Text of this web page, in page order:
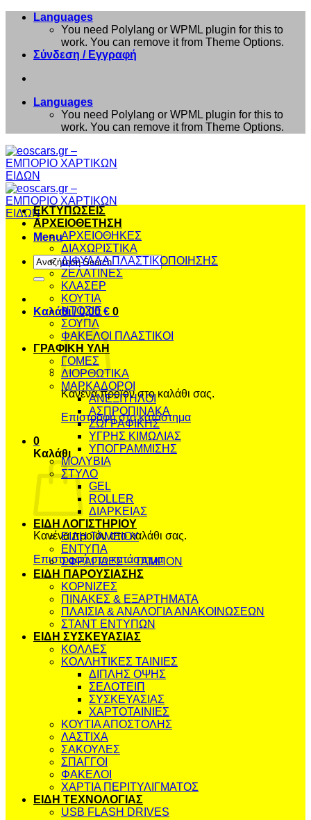
Μετάβαση
περιεχόμενο
Languages
You need Polylang or WPML plugin for this to
work. You can remove it from Theme Options.
Σύνδεση / Εγγραφή
Languages
You need Polylang or WPML plugin for this to
work. You can remove it from Theme Options.
Menu
Αναζήτηση
για:
Καλάθι /0,00€ 0
Κανένα προϊόν στο καλάθι σας.
Επιστροφή στο κατάστημα
0
Καλάθι
Κανένα προϊόν στο καλάθι σας.
Επιστροφή στο κατάστημα
ΕΚΤΥΠΩΣΕΙΣ
ΑΡΧΕΙΟΘΕΤΗΣΗ
ΑΡΧΕΙΟΘΗΚΕΣ
ΔΙΑΧΩΡΙΣΤΙΚΑ
ΔΙΦΥΛΛΑ ΠΛΑΣΤΙΚΟΠΟΙΗΣΗΣ
ΖΕΛΑΤΙΝΕΣ
ΚΛΑΣΕΡ
ΚΟΥΤΙΑ
ΝΤΟΣΙΕ
ΣΟΥΠΛ
ΦΑΚΕΛΟΙ ΠΛΑΣΤΙΚΟΙ
ΓΡΑΦΙΚΗ ΥΛΗ
ΓΟΜΕΣ
ΔΙΟΡΘΩΤΙΚΑ
ΜΑΡΚΑΔΟΡΟΙ
ΑΝΕΞΙΤΗΛΟΙ
ΑΣΠΡΟΠΙΝΑΚΑ
ΖΩΓΡΑΦΙΚΗΣ
ΥΓΡΗΣ ΚΙΜΩΛΙΑΣ
ΥΠΟΓΡΑΜΜΙΣΗΣ
ΜΟΛΥΒΙΑ
ΣΤΥΛΟ
GEL
ROLLER
ΔΙΑΡΚΕΙΑΣ
ΕΙΔΗ ΛΟΓΙΣΤΗΡΙΟΥ
ΕΙΔΗ ΤΑΜΕΙΟΥ
ΕΝΤΥΠΑ
ΣΦΡΑΓΙΔΕΣ – ΤΑΜΠΟΝ
ΕΙΔΗ ΠΑΡΟΥΣΙΑΣΗΣ
ΚΟΡΝΙΖΕΣ
ΠΙΝΑΚΕΣ & ΕΞΑΡΤΗΜΑΤΑ
ΠΛΑΙΣΙΑ & ΑΝΑΛΟΓΙΑ ΑΝΑΚΟΙΝΩΣΕΩΝ
ΣΤΑΝΤ ΕΝΤΥΠΩΝ
ΕΙΔΗ ΣΥΣΚΕΥΑΣΙΑΣ
ΚΟΛΛΕΣ
ΚΟΛΛΗΤΙΚΕΣ ΤΑΙΝΙΕΣ
ΔΙΠΛΗΣ ΟΨΗΣ
ΣΕΛΟΤΕΙΠ
ΣΥΣΚΕΥΑΣΙΑΣ
ΧΑΡΤΟΤΑΙΝΙΕΣ
ΚΟΥΤΙΑ ΑΠΟΣΤΟΛΗΣ
ΛΑΣΤΙΧΑ
ΣΑΚΟΥΛΕΣ
ΣΠΑΓΓΟΙ
ΦΑΚΕΛΟΙ
ΧΑΡΤΙΑ ΠΕΡΙΤΥΛΙΓΜΑΤΟΣ
ΕΙΔΗ ΤΕΧΝΟΛΟΓΙΑΣ
USB FLASH DRIVES